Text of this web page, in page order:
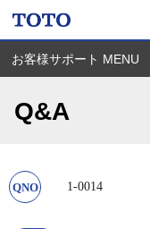
お客様サポート MENU
Q&A
1-0014